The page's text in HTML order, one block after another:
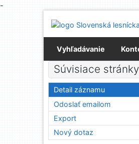
-
Prejsť na menu
Prehlásenie o
Vyhľadávanie
Súvisiace stránky
Detail záznamu
Odoslať emailom
Export
Nový dotaz